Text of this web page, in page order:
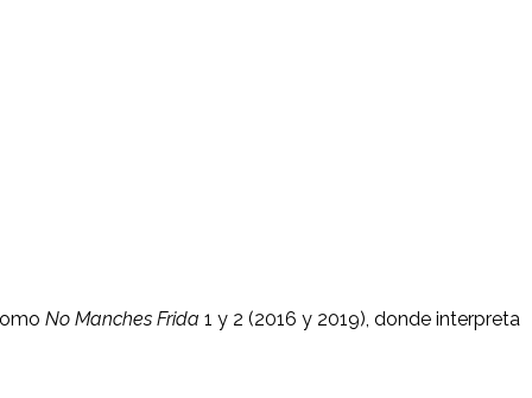
No Manches Frida 1 y 2 (2016 y 2019), donde interpreta